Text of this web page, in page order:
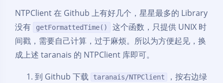
NTPClient 在 Github 上有好几个，星星最多的 Library
没有
getFormattedTime()
这个函数，只提供 UNIX 时
间戳，需要自己计算，过于麻烦。所以为方便起见，换
成上述 taranais 的 NTPClient 库即可。
到 Github 下载
taranais/NTPClient
，按右边绿